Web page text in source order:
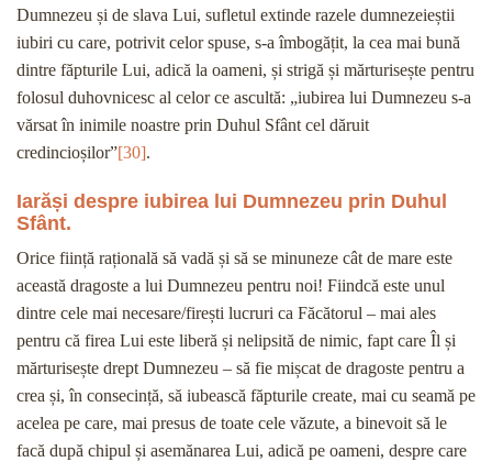
Dumnezeu și de slava Lui, sufletul extinde razele dumnezeieștii
iubiri cu care, potrivit celor spuse, s-a îmbogățit, la cea mai bună
dintre făpturile Lui, adică la oameni, și strigă și mărturisește pentru
folosul duhovnicesc al celor ce ascultă: „iubirea lui Dumnezeu s-a
vărsat în inimile noastre prin Duhul Sfânt cel dăruit
credincioșilor”[30].
Iarăși despre iubirea lui Dumnezeu prin Duhul
Sfânt.
Orice ființă rațională să vadă și să se minuneze cât de mare este
această dragoste a lui Dumnezeu pentru noi! Fiindcă este unul
dintre cele mai necesare/firești lucruri ca Făcătorul – mai ales
pentru că firea Lui este liberă și nelipsită de nimic, fapt care Îl și
mărturisește drept Dumnezeu – să fie mișcat de dragoste pentru a
crea și, în consecință, să iubească făpturile create, mai cu seamă pe
acelea pe care, mai presus de toate cele văzute, a binevoit să le
facă după chipul și asemănarea Lui, adică pe oameni, despre care